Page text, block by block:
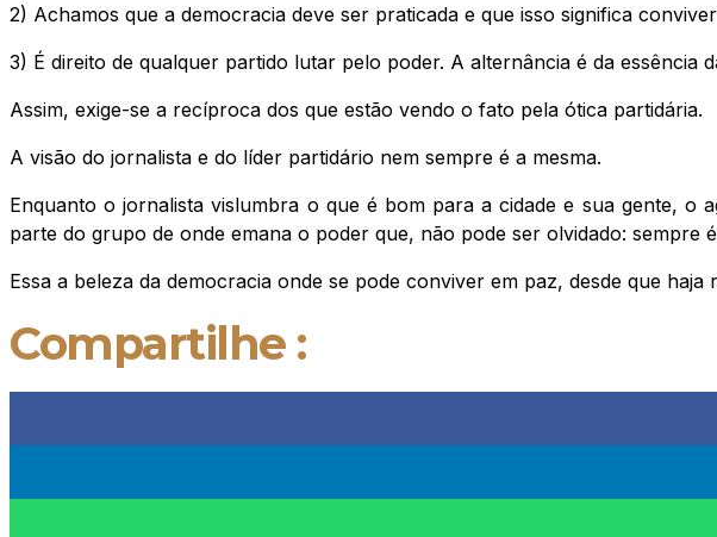
2) Achamos que a democracia deve ser praticada e que isso significa
3) É direito de qualquer partido lutar pelo poder. A alternância é da essência
Assim, exige-se a recíproca dos que estão vendo o fato pela ótica partidária.
A visão do jornalista e do líder partidário nem sempre é a mesma.
Enquanto o jornalista vislumbra o que é bom para a cidade e sua gente,
parte do grupo de onde emana o poder que, não pode ser olvidado: sempre
Essa a beleza da democracia onde se pode conviver em paz, desde que haja
Compartilhe :